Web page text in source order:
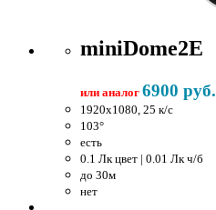
miniDome2E
или аналог 6900 руб.
1920x1080, 25 к/c
103°
есть
0.1 Лк цвет | 0.01 Лк ч/б
до 30м
нет